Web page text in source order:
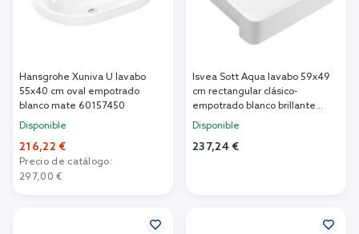
Hansgrohe Xuniva U lavabo
55x40 cm oval empotrado
blanco mate 60157450
Disponible
216,22 €
Precio de catálogo:
297,00 €
Isvea Sott Aqua lavabo 59x49
cm rectangular clásico-
empotrado blanco brillante
10SQ51058
Disponible
237,24 €